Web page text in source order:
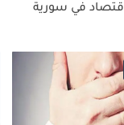
في سورية